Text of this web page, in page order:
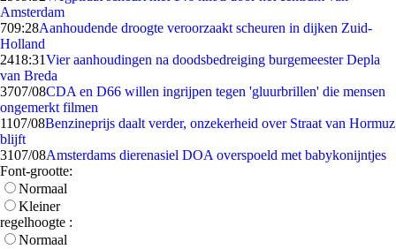
Amsterdam
709:28Aanhoudende droogte veroorzaakt scheuren in dijken Zuid-
Holland
2418:31Vier aanhoudingen na doodsbedreiging burgemeester Depla
van Breda
3707/08CDA en D66 willen ingrijpen tegen 'gluurbrillen' die mensen
ongemerkt filmen
1107/08Benzineprijs daalt verder, onzekerheid over Straat van Hormuz
blijft
3107/08Amsterdams dierenasiel DOA overspoeld met babykonijntjes
Font-grootte:
Normaal
Kleiner
regelhoogte :
Normaal